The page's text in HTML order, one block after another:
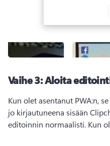
Vaihe 3: Aloita
Kun olet asentanut PWA:n,
jo kirjautuneena sisään
editoinnin normaalisti. Kun